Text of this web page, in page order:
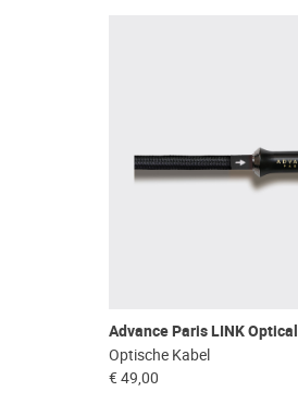
Advance Paris LINK Optical
Optische Kabel
€ 49,00